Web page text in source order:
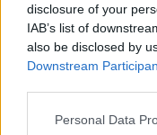
disclosure of your
IAB’s list of
also be disclosed by
Downstream
Personal Data